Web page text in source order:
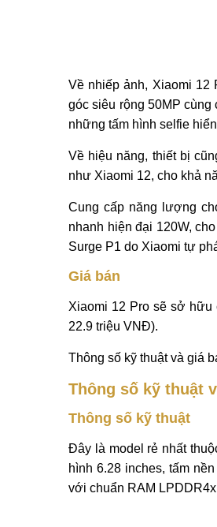
Về nhiếp ảnh, Xiaomi 12
góc siêu rộng 50MP
những tấm hình selfie
Về hiệu năng, thiết bị
như Xiaomi 12, cho khả
Cung cấp năng lượng
nhanh hiện đại 120W,
Surge P1 do Xiaomi tự
Giá bán
Xiaomi 12 Pro sẽ sở hữu
22.9 triệu VNĐ).
Thông số kỹ thuật và giá
Thông số kỹ thuật
Thông số kỹ thuật
Đây là model rẻ nhất
hình 6.28 inches, tấm
với chuẩn RAM